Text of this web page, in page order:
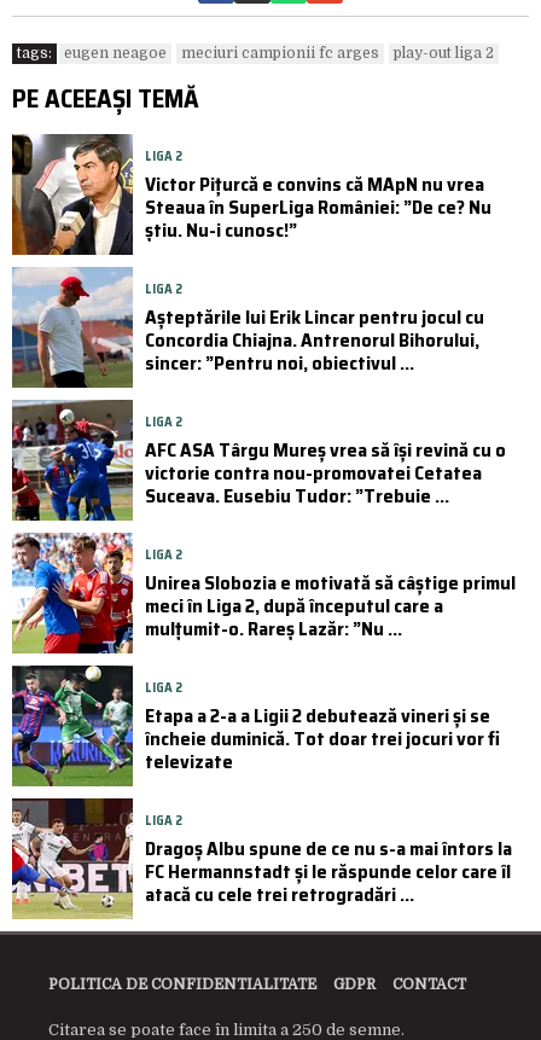
tags: eugen neagoe meciuri campionii fc arges play-out liga 2
PE ACEEAȘI TEMĂ
LIGA 2
Victor Pițurcă e convins că MApN nu vrea
Steaua în SuperLiga României: ”De ce? Nu
știu. Nu-i cunosc!”
LIGA 2
Așteptările lui Erik Lincar pentru jocul cu
Concordia Chiajna. Antrenorul Bihorului,
sincer: ”Pentru noi, obiectivul ...
LIGA 2
AFC ASA Târgu Mureș vrea să își revină cu o
victorie contra nou-promovatei Cetatea
Suceava. Eusebiu Tudor: ”Trebuie ...
LIGA 2
Unirea Slobozia e motivată să câștige primul
meci în Liga 2, după începutul care a
mulțumit-o. Rareș Lazăr: ”Nu ...
LIGA 2
Etapa a 2-a a Ligii 2 debutează vineri și se
încheie duminică. Tot doar trei jocuri vor fi
televizate
LIGA 2
Dragoș Albu spune de ce nu s-a mai întors la
FC Hermannstadt și le răspunde celor care îl
atacă cu cele trei retrogradări ...
POLITICA DE CONFIDENTIALITATE GDPR CONTACT
Citarea se poate face în limita a 250 de semne.